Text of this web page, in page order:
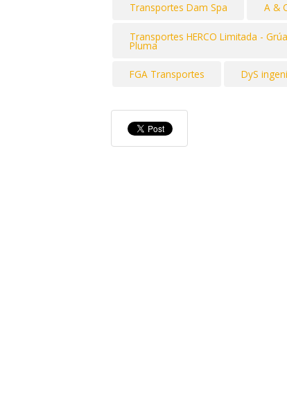
Transportes Dam Spa A &
Transportes HERCO Limitada -
Pluma
FGA Transportes DyS